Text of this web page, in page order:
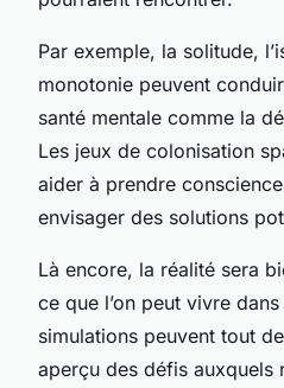
Par exemple, la solitude,
monotonie peuvent
santé mentale comme la
Les jeux de colonisation
aider à prendre
envisager des solutions
Là encore, la réalité sera
ce que l’on peut vivre
simulations peuvent tout
aperçu des défis auxquels